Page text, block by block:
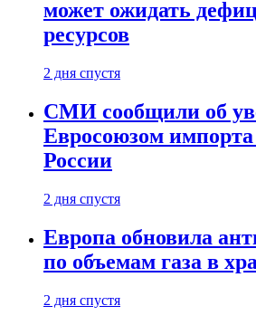
может ожидать
ресурсов
2 дня спустя
СМИ сообщили об
Евросоюзом
России
2 дня спустя
Европа обновила
по объемам газа в
2 дня спустя